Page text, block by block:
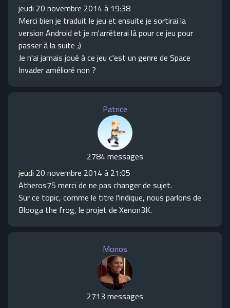
jeudi 20 novembre 2014 à 19:38
Merci bien je traduit le jeu et ensuite je sortirai la
version Android et je m'arrêterai là pour ce jeu pour
passer à la suite ;)
Je n'ai jamais joué à ce jeu c'est un genre de Space
Invader amélioré non ?
Patrice
2784 messages
jeudi 20 novembre 2014 à 21:05
Atheros75 merci de ne pas changer de sujet.
Sur ce topic, comme le titre l'indique, nous parlons de
Blooga the frog, le projet de Xenon3K.
Monos
2713 messages